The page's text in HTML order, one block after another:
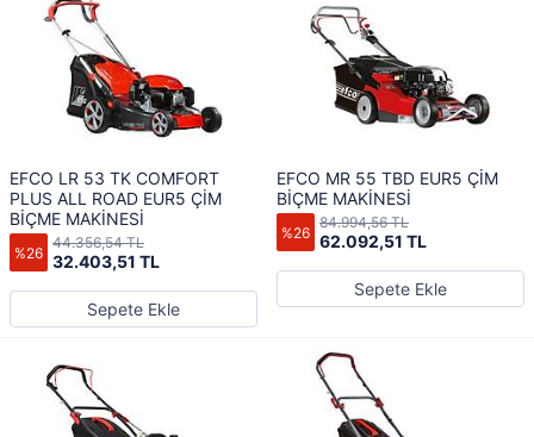
EFCO LR 53 TK COMFORT
PLUS ALL ROAD EUR5 ÇİM
BİÇME MAKİNESİ
%26 32.403,51 TL
44.356,54 TL
Sepete Ekle
EFCO MR 55 TBD EUR5 ÇİM
BİÇME MAKİNESİ
%26 62.092,51 TL
84.994,56 TL
Sepete Ekle